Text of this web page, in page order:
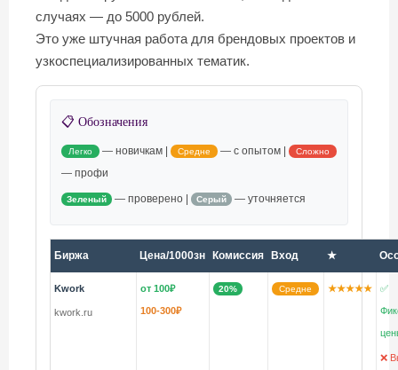
случаях — до 5000 рублей.
Это уже штучная работа для брендовых проектов и
узкоспециализированных тематик.
📋 Обозначения
Легко — новичкам | Средне — с опытом | Сложно
— профи
Зеленый — проверено | Серый — уточняется
Биржа Цена/1000зн Комиссия Вход ★
Kwork
kwork.ru
от 100₽
100-300₽
20% Средне ★★★★★ ✅
❌